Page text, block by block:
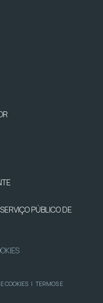
PÚBLICO DE
COOKIES | TERMOS E